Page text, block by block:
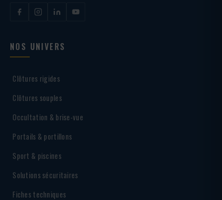
NOS UNIVERS
Clôtures rigides
Clôtures souples
Occultation & brise-vue
Portails & portillons
Sport & piscines
Solutions sécuritaires
Fiches techniques